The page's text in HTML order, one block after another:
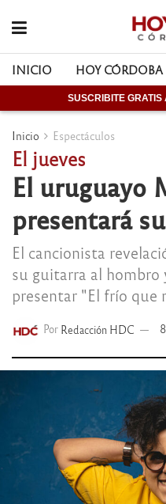
INICIO HOY CÓRDOBA
SUSCRIBITE
Inicio Espectáculos
El jueves
El uruguayo
presentará
El cancionista
su guitarra al hombro
presentar "El frío que
Por Redacción HDC